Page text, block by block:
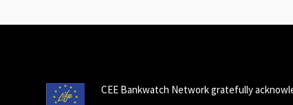
CEE Bankwatch Network gratefully